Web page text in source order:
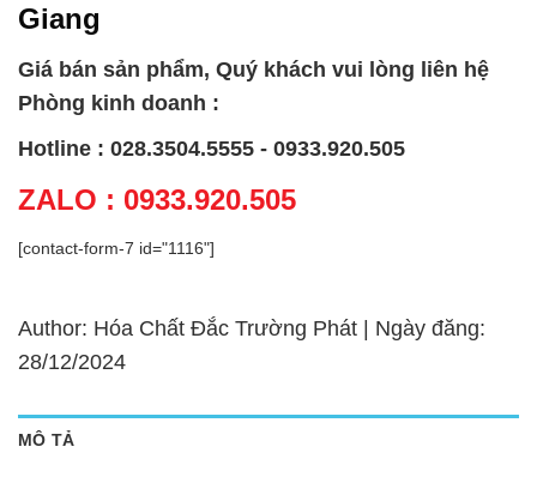
Giang
Giá bán sản phẩm, Quý khách vui lòng liên hệ
Phòng kinh doanh :
Hotline : 028.3504.5555 - 0933.920.505
ZALO : 0933.920.505
[contact-form-7 id="1116"]
Author: Hóa Chất Đắc Trường Phát | Ngày đăng:
28/12/2024
MÔ TẢ